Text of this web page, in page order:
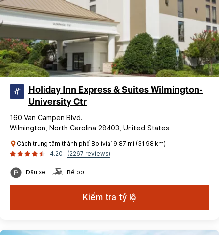
Holiday Inn Express & Suites Wilmington-
University Ctr
160 Van Campen Blvd.
Wilmington, North Carolina 28403, United States
Cách trung tâm thành phố Bolivia19.87 mi (31.98 km)
4.20
(2267 reviews)
Đậu xe Bể bơi
Kiểm tra tỷ lệ